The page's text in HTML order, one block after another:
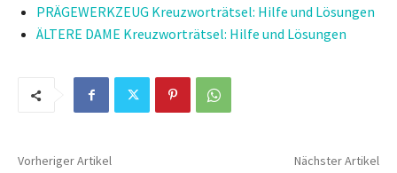
PRÄGEWERKZEUG Kreuzworträtsel: Hilfe und Lösungen
ÄLTERE DAME Kreuzworträtsel: Hilfe und Lösungen
Vorheriger Artikel Nächster Artikel